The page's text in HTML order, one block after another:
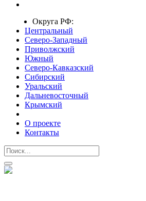
Округа РФ:
Центральный
Северо-Западный
Приволжский
Южный
Северо-Кавказский
Сибирский
Уральский
Дальневосточный
Крымский
О проекте
Контакты